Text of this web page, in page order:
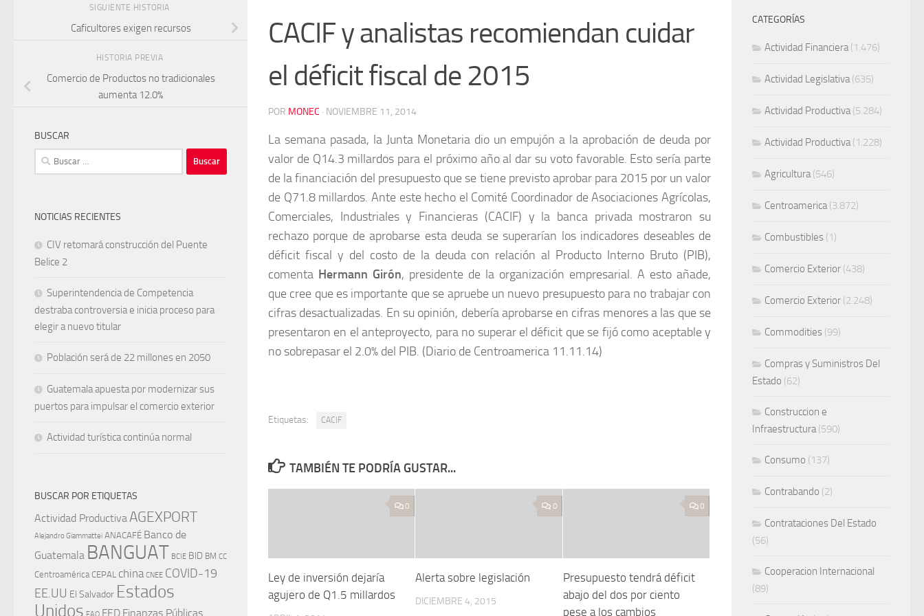
CACIF y analistas recomiendan cuidar
el déficit fiscal de 2015
POR MONEC · NOVIEMBRE 11, 2014
La semana pasada, la Junta Monetaria dio un empujón a la aprobación de deuda por
valor de Q14.3 millardos para el próximo año al dar su voto favorable. Esto sería parte
de la financiación del presupuesto que se tiene previsto aprobar para 2015 por un valor
de Q71.8 millardos. Ante este hecho el Comité Coordinador de Asociaciones Agrícolas,
Comerciales, Industriales y Financieras (CACIF) y la banca privada mostraron su
rechazo porque de aprobarse esta deuda se superarían los indicadores deseables de
déficit fiscal y del costo de la deuda con relación al Producto Interno Bruto (PIB),
comenta Hermann Girón, presidente de la organización empresarial. A esto añade,
que cree que es importante que se apruebe un nuevo presupuesto para no trabajar con
cifras desactualizadas. En su opinión, debería aprobarse en cifras menores a las que se
presentaron en el anteproyecto, para no superar el déficit que se fijó como aceptable y
no sobrepasar el 2.0% del PIB. (Diario de Centroamerica 11.11.14)
Etiquetas: CACIF
TAMBIÉN TE PODRÍA GUSTAR...
0
Ley de inversión dejaría
agujero de Q1.5 millardos
0
Alerta sobre legislación
DICIEMBRE 4, 2015
0
Presupuesto tendrá déficit
abajo del dos por ciento
pese a los cambios
SIGUIENTE HISTORIA
Caficultores exigen recursos
HISTORIA PREVIA
Comercio de Productos no tradicionales
aumenta 12.0%
BUSCAR
Buscar:
NOTICIAS RECIENTES
CIV retomará construcción del Puente
Belice 2
Superintendencia de Competencia
destraba controversia e inicia proceso para
elegir a nuevo titular
Población será de 22 millones en 2050
Guatemala apuesta por modernizar sus
puertos para impulsar el comercio exterior
Actividad turística continúa normal
BUSCAR POR ETIQUETAS
Actividad Productiva AGEXPORT
Alejandro Giammattei ANACAFÉ Banco de
Guatemala BANGUAT BCIE BID BM CC
Centroamérica CEPAL china CNEE COVID-19
EE.UU El Salvador Estados
Unidos FAO FED Finanzas Públicas
CATEGORÍAS
Actividad Financiera(1.476)
Actividad Legislativa(635)
Actividad Productiva(5.284)
Actividad Productiva(1.228)
Agricultura(546)
Centroamerica(3.872)
Combustibles (1)
Comercio Exterior (438)
Comercio Exterior (2.248)
Commodities (99)
Compras y Suministros Del
Estado (62)
Construccion e
Infraestructura(590)
Consumo (137)
Contrabando (2)
Contrataciones Del Estado
(56)
Cooperacion Internacional
(89)